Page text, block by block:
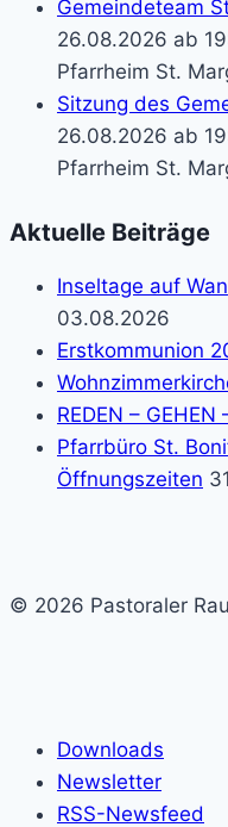
Gemeindeteam
26.08.2026 ab
Pfarrheim St.
Sitzung des
26.08.2026 ab
Pfarrheim St.
Aktuelle Beiträge
Inseltage auf
03.08.2026
Erstkommunion
REDEN – GEHEN
Pfarrbüro St.
Öffnungszeiten
© 2026 Pastoraler
Downloads
Newsletter
RSS-Newsfeed